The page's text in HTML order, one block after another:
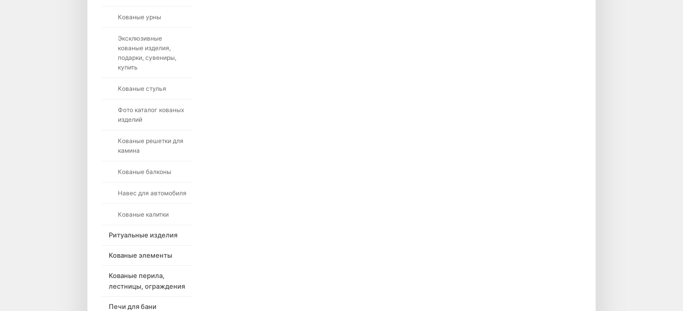
Кованые урны
Эксклюзивные
кованые изделия,
подарки, сувениры,
купить
Кованые стулья
Фото каталог кованых
изделий
Кованые решетки для
камина
Кованые балконы
Навес для автомобиля
Кованые калитки
Ритуальные изделия
Кованые элементы
Кованые перила,
лестницы, ограждения
Печи для бани